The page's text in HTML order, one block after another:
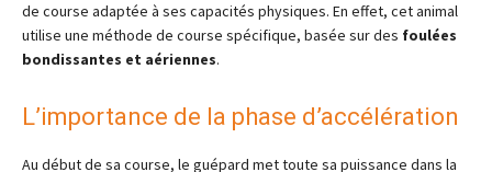
de course adaptée à ses capacités physiques. En effet, cet animal
utilise une méthode de course spécifique, basée sur des foulées
bondissantes et aériennes.
L’importance de la phase d’accélération
Au début de sa course, le guépard met toute sa puissance dans la